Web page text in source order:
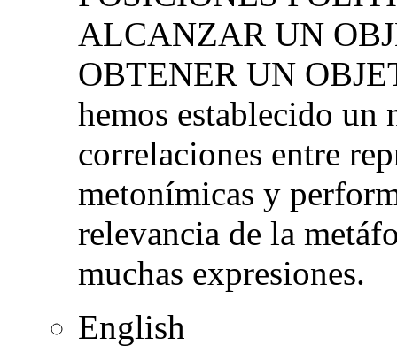
ALCANZAR UN
OBTENER UN
hemos establecido un
correlaciones entre
metonímicas y
relevancia de la
muchas expresiones.
English